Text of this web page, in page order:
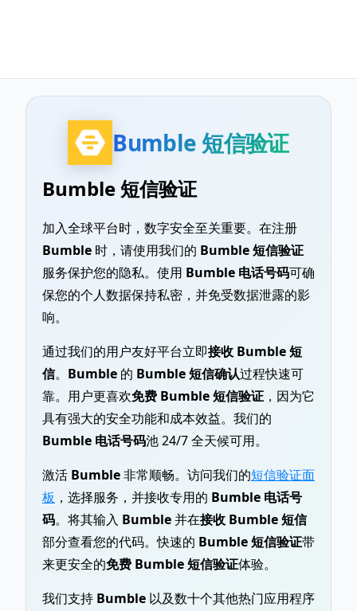
Bumble 短信验证
Bumble 短信验证
加入全球平台时，数字安全至关重要。在注册
Bumble 时，请使用我们的 Bumble 短信验证
服务保护您的隐私。使用 Bumble 电话号码可确
保您的个人数据保持私密，并免受数据泄露的影
响。
通过我们的用户友好平台立即接收 Bumble 短
信。 Bumble 的 Bumble 短信确认过程快速可
靠。用户更喜欢免费 Bumble 短信验证 ，因为它
具有强大的安全功能和成本效益。我们的
Bumble 电话号码池 24/7 全天候可用。
激活 Bumble非常顺畅。访问我们的短信验证面
板 ，选择服务，并接收专用的 Bumble 电话号
码。将其输入 Bumble并在接收 Bumble 短信
部分查看您的代码。快速的 Bumble 短信验证带
来更安全的免费 Bumble 短信验证体验。
我们支持 Bumble 以及数十个其他热门应用程序